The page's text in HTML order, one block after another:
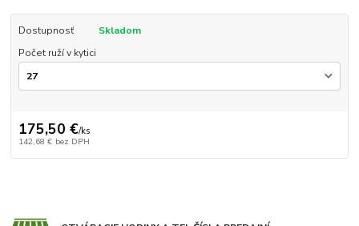
Dostupnosť
Skladom
Počet ruží v kytici
175,50 €/ks
142,68 € bez DPH